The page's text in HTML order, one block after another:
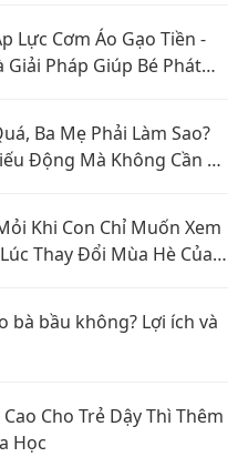
Lực Cơm Áo Gạo Tiền -
Giải Pháp Giúp Bé Phát
Ba Mẹ Phải Làm Sao?
Động Mà Không Cần La
Khi Con Chỉ Muốn Xem
Thay Đổi Mùa Hè Của
bà bầu không? Lợi ích và
Cho Trẻ Dậy Thì Thêm
Học